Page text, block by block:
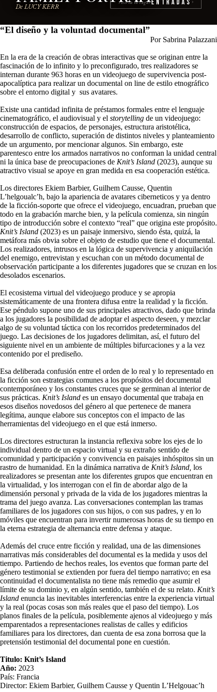
De LUCY KERR
reserva tu lugarEntradas ›
“El diseño y la voluntad documental”
Por Sabrina Palazzani
En la era de la creación de obras interactivas que se originan entre la
fascinación de lo infinito y lo preconfigurado, tres realizadores se
internan durante 963 horas en un videojuego de supervivencia post-
apocalíptica para realizar un documental on line de estilo etnográfico
sobre el entorno digital y sus avatares.
Existe una cantidad infinita de préstamos formales entre el lenguaje
cinematográfico, el audiovisual y el storytelling de un videojuego:
construcción de espacios, de personajes, estructura aristotélica,
desarrollo de conflicto, superación de distintos niveles y planteamiento
de un argumento, por mencionar algunos. Sin embargo, este
parentesco entre los armados narrativos no conforman la unidad central
ni la única base de preocupaciones de Knit’s Island (2023), aunque su
atractivo visual se apoye en gran medida en esa cooperación estética.
Los directores Ekiem Barbier, Guilhem Causse, Quentin
L’helgoualc’h, bajo la apariencia de avatares ciberneticos y ya dentro
de la ficción-soporte que ofrece el videojuego, encuadran, prueban que
todo en la grabación marche bien, y la película comienza, sin ningún
tipo de introducción sobre el contexto “real” que origina este propósito.
Knit’s Island (2023) es un paisaje inmersivo, siendo ésta, quizá, la
metáfora más obvia sobre el objeto de estudio que tiene el documental.
Los realizadores, intrusos en la lógica de supervivencia y aniquilación
del enemigo, entrevistan y escuchan con un método documental de
observación participante a los diferentes jugadores que se cruzan en los
desolados escenarios.
El ecosistema virtual del videojuego produce y se apropia
sistemáticamente de una frontera difusa entre la realidad y la ficción.
Ese péndulo supone uno de sus principales atractivos, dado que brinda
a los jugadores la posibilidad de adoptar el aspecto deseen, y mezclar
algo de su voluntad táctica con los recorridos predeterminados del
juego. Las decisiones de los jugadores delimitan, así, el futuro del
siguiente nivel en un ambiente de múltiples bifurcaciones y a la vez
contenido por el prediseño.
Esa deliberada confusión entre el orden de lo real y lo representado en
la ficción son estrategias comunes a los propósitos del documental
contemporáneo y los constantes cruces que se germinan al interior de
sus prácticas. Knit’s Island es un ensayo documental que trabaja en
esos diseños novedosos del género al que pertenece de manera
legítima, aunque elabore sus conceptos con el impacto de las
herramientas del videojuego en el que está inmerso.
Los directores estructuran la instancia reflexiva sobre los ejes de lo
individual dentro de un espacio virtual y su extraño sentido de
comunidad y participación y convivencia en paisajes inhóspitos sin un
rastro de humanidad. En la dinámica narrativa de Knit’s Island, los
realizadores se presentan ante los diferentes grupos que encuentran en
la virtualidad, y los interrogan con el fin de abordar algo de la
dimensión personal y privada de la vida de los jugadores mientras la
trama del juego avanza. Las conversaciones contemplan las tramas
familiares de los jugadores con sus hijos, o con sus padres, y en lo
móviles que encuentran para invertir numerosas horas de su tiempo en
la eterna estrategia de alternancia entre defensa y ataque.
Además del cruce entre ficción y realidad, una de las dimensiones
narrativas más considerables del documental es la medida y usos del
tiempo. Partiendo de hechos reales, los eventos que forman parte del
género testimonial se extienden por fuera del tiempo narrativo; en esa
continuidad el documentalista no tiene más remedio que asumir el
límite de su dominio y, en algún sentido, también el de su relato. Knit’s
Island enuncia las inevitables interferencias entre la experiencia virtual
y la real (pocas cosas son más reales que el paso del tiempo). Los
planos finales de la película, posiblemente ajenos al videojuego y más
emparentados a representaciones realistas de calles y edificios
familiares para los directores, dan cuenta de esa zona borrosa que la
pretensión testimonial del documental pone en cuestión.
Titulo: Knit’s Island
Año: 2023
País: Francia
Director: Ekiem Barbier, Guilhem Causse y Quentin L’Helgouac’h